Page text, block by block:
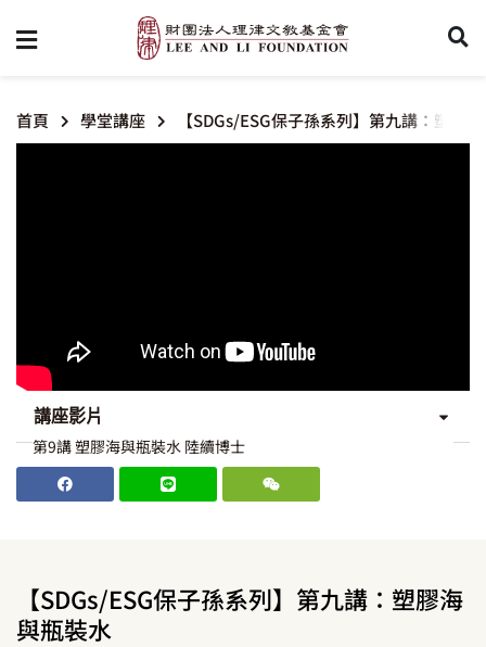
首頁 學堂講座 【SDGs/ESG保子孫系列】第九講：塑膠
講座影片
第9講 塑膠海與瓶裝水 陸續博士
【SDGs/ESG保子孫系列】第九講：塑膠海
與瓶裝水